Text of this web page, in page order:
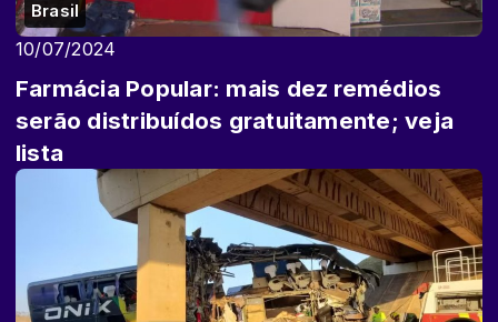
Brasil
10/07/2024
Farmácia Popular: mais dez remédios
serão distribuídos gratuitamente; veja
lista